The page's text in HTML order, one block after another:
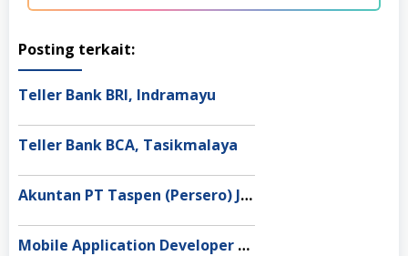
Posting terkait:
Teller Bank BRI, Indramayu
Teller Bank BCA, Tasikmalaya
Akuntan PT Taspen (Persero) Jakarta
Mobile Application Developer PT Permodalan Nasinoal Madani, Jakarta Utara